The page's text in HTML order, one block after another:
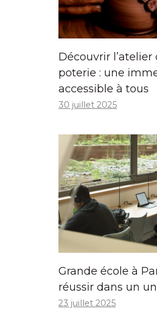
Découvrir
poterie : une
accessible à tous
30 juillet 2025
Grande école à
réussir dans un
23 juillet 2025